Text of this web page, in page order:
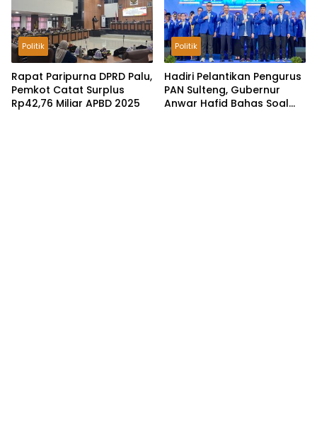
Politik
Rapat Paripurna DPRD Palu,
Pemkot Catat Surplus
Rp42,76 Miliar APBD 2025
Politik
Hadiri Pelantikan Pengurus
PAN Sulteng, Gubernur
Anwar Hafid Bahas Soal